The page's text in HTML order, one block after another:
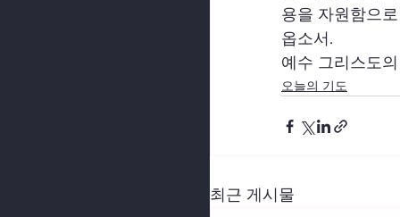
용을 자원함으
옵소서.
예수 그리스도
오늘의 기도
최근 게시물